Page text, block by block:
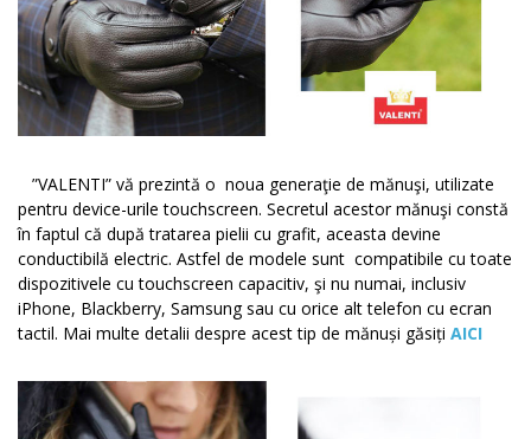
”VALENTI” vă prezintă o noua generaţie de mănuşi, utilizate
pentru device-urile touchscreen. Secretul acestor mănuşi constă
în faptul că după tratarea pielii cu grafit, aceasta devine
conductibilă electric. Astfel de modele sunt compatibile cu toate
dispozitivele cu touchscreen capacitiv, şi nu numai, inclusiv
iPhone, Blackberry, Samsung sau cu orice alt telefon cu ecran
tactil. Mai multe detalii despre acest tip de mănuși găsiți AICI